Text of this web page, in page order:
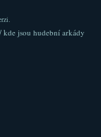
jsou hudební arkády